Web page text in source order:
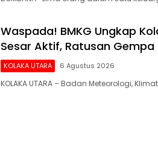
Waspada! BMKG Ungkap
Sesar Aktif, Ratusan
KOLAKA UTARA 6 Agustus 2026
KOLAKA UTARA – Badan Meteorologi,